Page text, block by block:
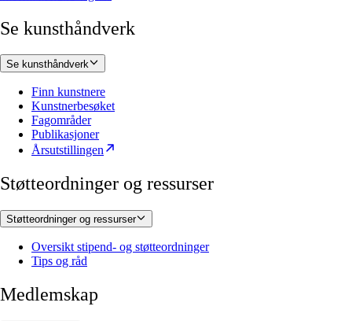
Se kunsthåndverk
Se kunsthåndverk
Finn kunstnere
Kunstnerbesøket
Fagområder
Publikasjoner
Årsutstillingen
Støtteordninger og ressurser
Støtteordninger og ressurser
Oversikt stipend- og støtteordninger
Tips og råd
Medlemskap